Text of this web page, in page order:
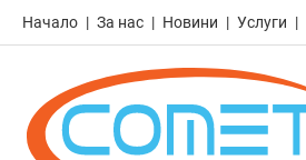
Начало За нас Новини Услуги